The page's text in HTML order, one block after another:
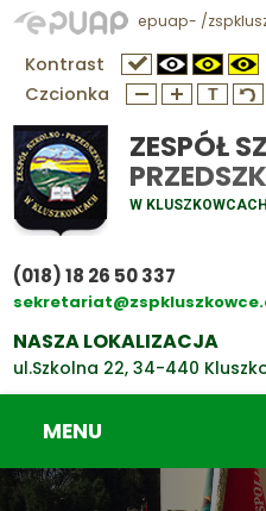
epuap- /
Kontrast
Czcionka
ZESPÓŁ
W KLUSZKOWCACH
(018) 18 26 50 337
NASZA LOKALIZACJA
ul.Szkolna 22, 34-440
MENU